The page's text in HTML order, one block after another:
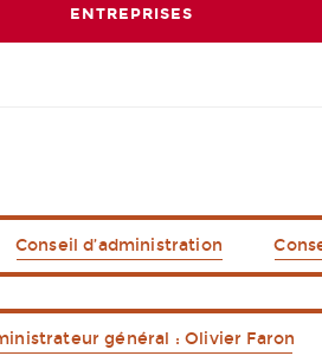
ENTREPRISES
Conseil d’administration
général : Olivier Faron